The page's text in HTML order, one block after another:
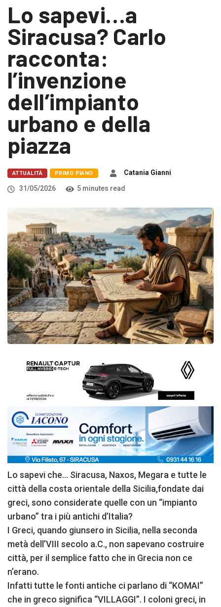
Lo sapevi…a
Siracusa? Carlo
racconta:
l’invenzione
dell’impianto
urbano e della
piazza
ATTUALITÀ PRIMO PIANO
Catania Gianni
31/05/2026
5 minutes read
Lo sapevi che… Siracusa, Naxos, Megara e tutte le
città della costa orientale della Sicilia,fondate dai
greci, sono considerate quelle con un “impianto
urbano” tra i più antichi d’Italia?
I Greci, quando giunsero in Sicilia, nella seconda
metà dell’VIII secolo a.C., non sapevano costruire
città, per il semplice fatto che in Grecia non ce
n’erano.
Infatti tutte le fonti antiche ci parlano di “KOMAI”
che in greco significa “VILLAGGI”. I coloni greci, in